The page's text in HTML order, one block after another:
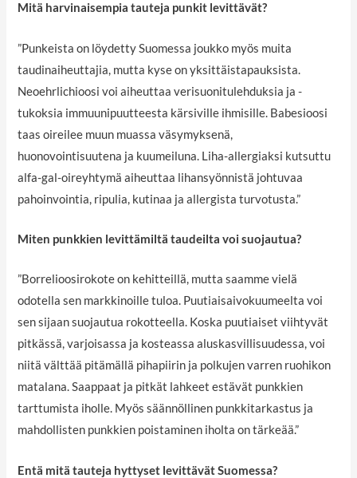
Mitä harvinaisempia tauteja punkit levittävät?
”Punkeista on löydetty Suomessa joukko myös muita
taudinaiheuttajia, mutta kyse on yksittäistapauksista.
Neoehrlichioosi voi aiheuttaa verisuonitulehduksia ja -
tukoksia immuunipuutteesta kärsiville ihmisille. Babesioosi
taas oireilee muun muassa väsymyksenä,
huonovointisuutena ja kuumeiluna. Liha-allergiaksi kutsuttu
alfa-gal-oireyhtymä aiheuttaa lihansyönnistä johtuvaa
pahoinvointia, ripulia, kutinaa ja allergista turvotusta.”
Miten punkkien levittämiltä taudeilta voi suojautua?
”Borrelioosirokote on kehitteillä, mutta saamme vielä
odotella sen markkinoille tuloa. Puutiaisaivokuumeelta voi
sen sijaan suojautua rokotteella. Koska puutiaiset viihtyvät
pitkässä, varjoisassa ja kosteassa aluskasvillisuudessa, voi
niitä välttää pitämällä pihapiirin ja polkujen varren ruohikon
matalana. Saappaat ja pitkät lahkeet estävät punkkien
tarttumista iholle. Myös säännöllinen punkkitarkastus ja
mahdollisten punkkien poistaminen iholta on tärkeää.”
Entä mitä tauteja hyttyset levittävät Suomessa?